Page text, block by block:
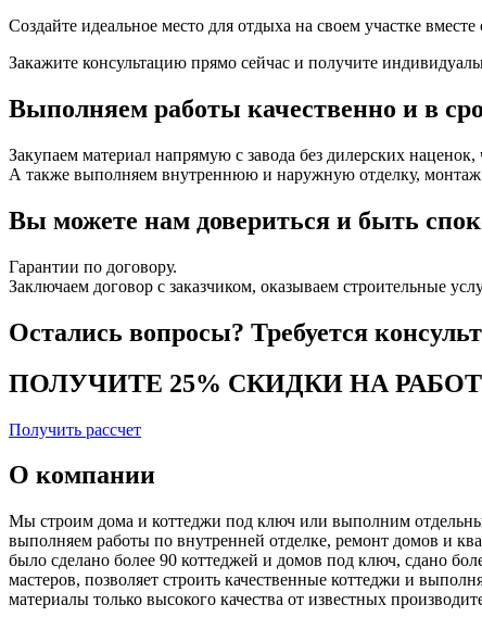
Создайте идеальное место для отдыха на своем участке
Закажите консультацию прямо сейчас и получите
Выполняем работы качественно и в
Закупаем материал напрямую с завода без дилерских
А также выполняем внутреннюю и наружную отделку,
Вы можете нам довериться и быть
Гарантии по договору.
Заключаем договор с заказчиком, оказываем строительные
Остались вопросы? Требуется
ПОЛУЧИТЕ 25% СКИДКИ НА
Получить рассчет
О компании
Мы строим дома и коттеджи под ключ или выполним
выполняем работы по внутренней отделке, ремонт домов и
было сделано более 90 коттеджей и домов под ключ, сдано
мастеров, позволяет строить качественные коттеджи и
материалы только высокого качества от известных